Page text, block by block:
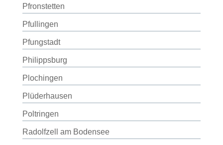
Pfronstetten
Pfullingen
Pfungstadt
Philippsburg
Plochingen
Plüderhausen
Poltringen
Radolfzell am Bodensee